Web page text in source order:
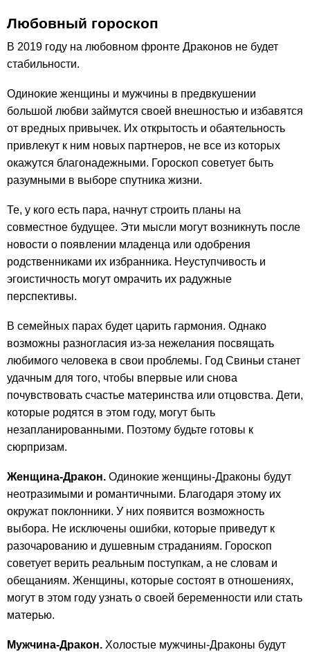
Любовный гороскоп
В 2019 году на любовном фронте Драконов не будет
стабильности.
Одинокие женщины и мужчины в предвкушении
большой любви займутся своей внешностью и избавятся
от вредных привычек. Их открытость и обаятельность
привлекут к ним новых партнеров, не все из которых
окажутся благонадежными. Гороскоп советует быть
разумными в выборе спутника жизни.
Те, у кого есть пара, начнут строить планы на
совместное будущее. Эти мысли могут возникнуть после
новости о появлении младенца или одобрения
родственниками их избранника. Неуступчивость и
эгоистичность могут омрачить их радужные
перспективы.
В семейных парах будет царить гармония. Однако
возможны разногласия из-за нежелания посвящать
любимого человека в свои проблемы. Год Свиньи станет
удачным для того, чтобы впервые или снова
почувствовать счастье материнства или отцовства. Дети,
которые родятся в этом году, могут быть
незапланированными. Поэтому будьте готовы к
сюрпризам.
Женщина-Дракон. Одинокие женщины-Драконы будут
неотразимыми и романтичными. Благодаря этому их
окружат поклонники. У них появится возможность
выбора. Не исключены ошибки, которые приведут к
разочарованию и душевным страданиям. Гороскоп
советует верить реальным поступкам, а не словам и
обещаниям. Женщины, которые состоят в отношениях,
могут в этом году узнать о своей беременности или стать
матерью.
Мужчина-Дракон. Холостые мужчины-Драконы будут